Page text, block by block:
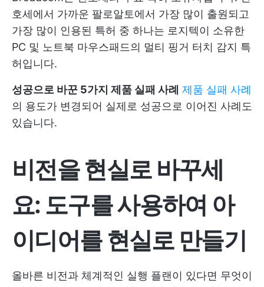
호세에서 가까운 팔로알토에서 가장 많이 출원되고
가장 많이 인용된 특허 중 하나는 로지텍이 소유한
PC 및 노트북 마우스패드의 멀티 핑거 터치 감지 특
허입니다.
성공으로 바꾼 5가지 제품 실패 사례 제품 실패 사례
의 용도가 변경되어 실제로 성공으로 이어진 사례도
있습니다.
비전을 현실로 바꾸세
요: 도구를 사용하여 아
이디어를 현실로 만들기
올바른 비전과 체계적인 실행 플랜이 있다면 무엇이